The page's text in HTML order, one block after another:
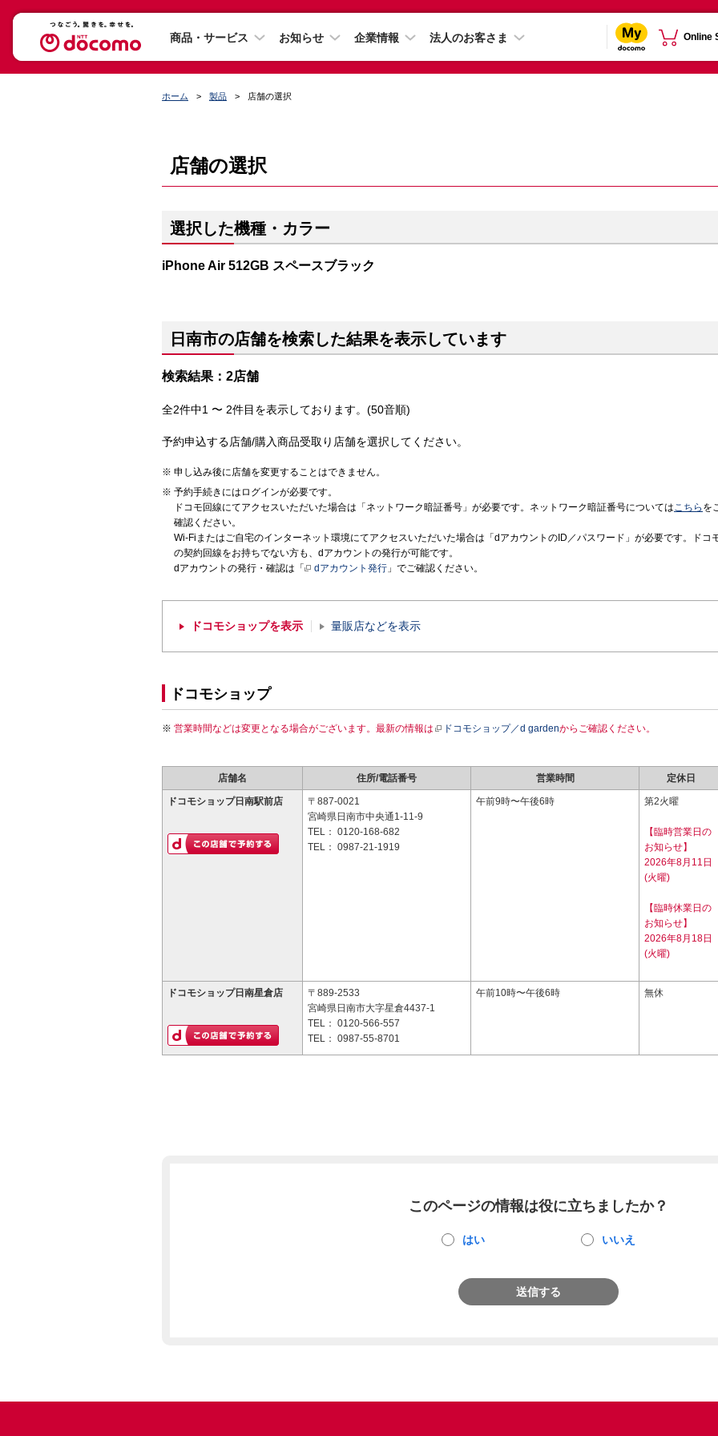
商品・サービス お知らせ 企業情報 法人のお客さま Online
ホーム 製品 店舗の選択
店舗の選択
選択した機種・カラー
iPhone Air 512GB スペースブラック
日南市の店舗を検索した結果を表示しています
検索結果：2店舗
全2件中1 〜 2件目を表示しております。(50音順)
予約申込する店舗/購入商品受取り店舗を選択してください。
申し込み後に店舗を変更することはできません。
予約手続きにはログインが必要です。
ドコモ回線にてアクセスいただいた場合は「ネットワーク暗証番号」が必要です。ネットワーク暗証番号についてはこちら を
確認ください。
Wi-Fiまたはご自宅のインターネット環境にてアクセスいただいた場合は「dアカウントのID／パスワード」が必要です。ドコ
の契約回線をお持ちでない方も、dアカウントの発行が可能です。
dアカウントの発行・確認は「
dアカウント発行 」でご確認ください。
ドコモショップを表示 量販店などを表示
ドコモショップ
営業時間などは変更となる場合がございます。最新の情報は ドコモショップ／d gardenからご確認ください。
店舗名 住所/電話番号 営業時間 定休日
ドコモショップ日南駅前店
〒887-0021
宮崎県日南市中央通1-11-9
TEL： 0120-168-682
TEL： 0987-21-1919
午前9時〜午後6時 第2火曜
【臨時営業日の
お知らせ】
2026年8月11日
(火曜)
【臨時休業日の
お知らせ】
2026年8月18日
(火曜)
ドコモショップ日南星倉店
〒889-2533
宮崎県日南市大字星倉4437-1
TEL： 0120-566-557
TEL： 0987-55-8701
午前10時〜午後6時 無休
このページの情報は役に立ちましたか？
はい いいえ
送信する